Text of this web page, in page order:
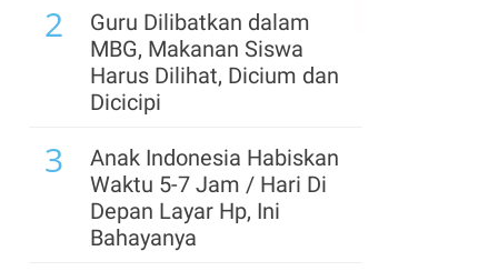
2
Guru Dilibatkan dalam
MBG, Makanan Siswa
Harus Dilihat, Dicium dan
Dicicipi
3
Anak Indonesia Habiskan
Waktu 5-7 Jam / Hari Di
Depan Layar Hp, Ini
Bahayanya